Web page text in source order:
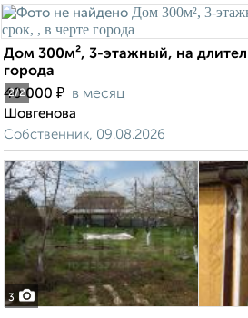
2/2
Дом 300м², 3-этажный, на
города
40 000 ₽ в месяц
Шовгенова
Собственник, 09.08.2026
3